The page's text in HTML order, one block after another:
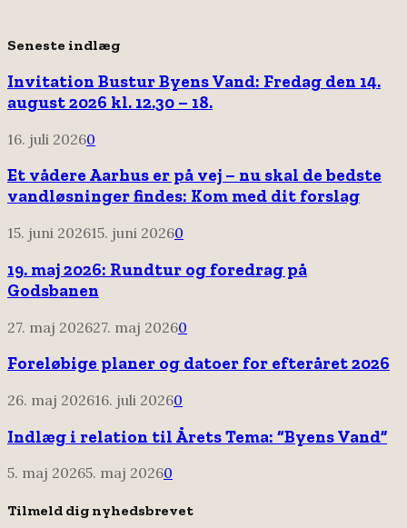
Seneste indlæg
Invitation Bustur Byens Vand: Fredag den 14.
august 2026 kl. 12.30 – 18.
16. juli 20260
Et vådere Aarhus er på vej – nu skal de bedste
vandløsninger findes: Kom med dit forslag
15. juni 202615. juni 20260
19. maj 2026: Rundtur og foredrag på
Godsbanen
27. maj 202627. maj 20260
Foreløbige planer og datoer for efteråret 2026
26. maj 202616. juli 20260
Indlæg i relation til Årets Tema: “Byens Vand”
5. maj 20265. maj 20260
Tilmeld dig nyhedsbrevet